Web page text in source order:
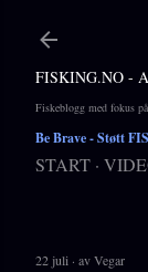
FISKING.NO -
Fiskeblogg med fokus
Be Brave- Støtt
START
22 juli avVegar